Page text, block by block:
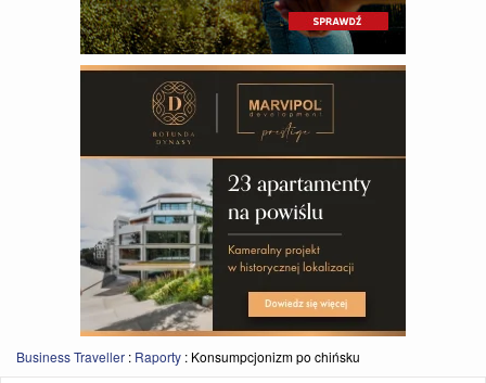
Business Traveller : Raporty : Konsumpcjonizm po chińsku